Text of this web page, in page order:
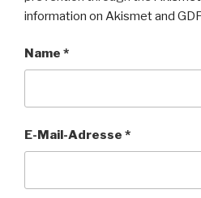
information on Akismet and
Name *
E-Mail-Adresse *